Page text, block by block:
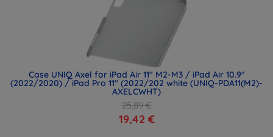
Case UNIQ Axel for iPad Air 11" M2-M3 / iPad Air 10.9"
(2022/2020) / iPad Pro 11" (2022/202 white (UNIQ-PDA11(M2)-
AXELCWHT)
25,89 €
19,42 €